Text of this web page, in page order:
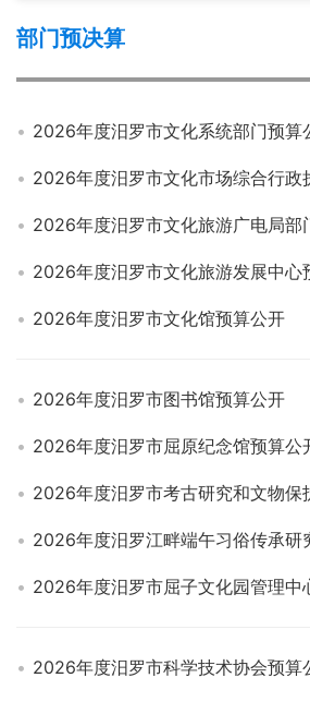
部门预决算
2026年度汨罗市文化系统部门预算
2026年度汨罗市文化馆预算公开
2026年度汨罗市图书馆预算公开
2026年度汨罗市屈原纪念馆预算公
2026年度汨罗市科学技术协会预算